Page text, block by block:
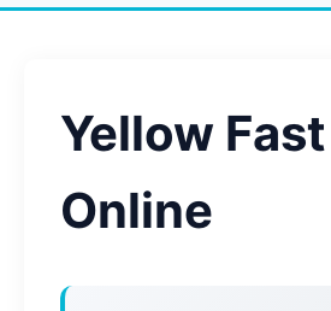
Yellow Fast
Online